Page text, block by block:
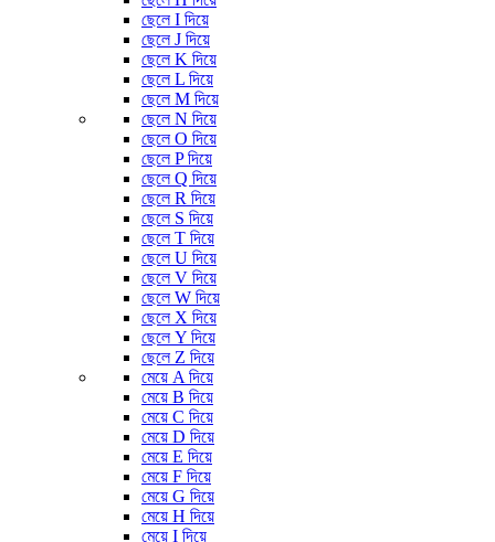
ছেলে I দিয়ে
ছেলে J দিয়ে
ছেলে K দিয়ে
ছেলে L দিয়ে
ছেলে M দিয়ে
ছেলে N দিয়ে
ছেলে O দিয়ে
ছেলে P দিয়ে
ছেলে Q দিয়ে
ছেলে R দিয়ে
ছেলে S দিয়ে
ছেলে T দিয়ে
ছেলে U দিয়ে
ছেলে V দিয়ে
ছেলে W দিয়ে
ছেলে X দিয়ে
ছেলে Y দিয়ে
ছেলে Z দিয়ে
মেয়ে A দিয়ে
মেয়ে B দিয়ে
মেয়ে C দিয়ে
মেয়ে D দিয়ে
মেয়ে E দিয়ে
মেয়ে F দিয়ে
মেয়ে G দিয়ে
মেয়ে H দিয়ে
মেয়ে I দিয়ে